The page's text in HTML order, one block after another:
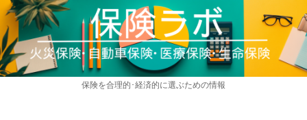
保険を合理的･経済的に選ぶための情報